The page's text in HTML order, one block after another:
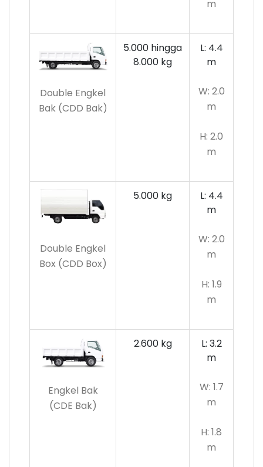
m
Double Engkel
Bak (CDD Bak)
5.000 hingga
8.000 kg
L: 4.4
m
W: 2.0
m
H: 2.0
m
Double Engkel
Box (CDD Box)
5.000 kg
L: 4.4
m
W: 2.0
m
H: 1.9
m
Engkel Bak
(CDE Bak)
2.600 kg
L: 3.2
m
W: 1.7
m
H: 1.8
m